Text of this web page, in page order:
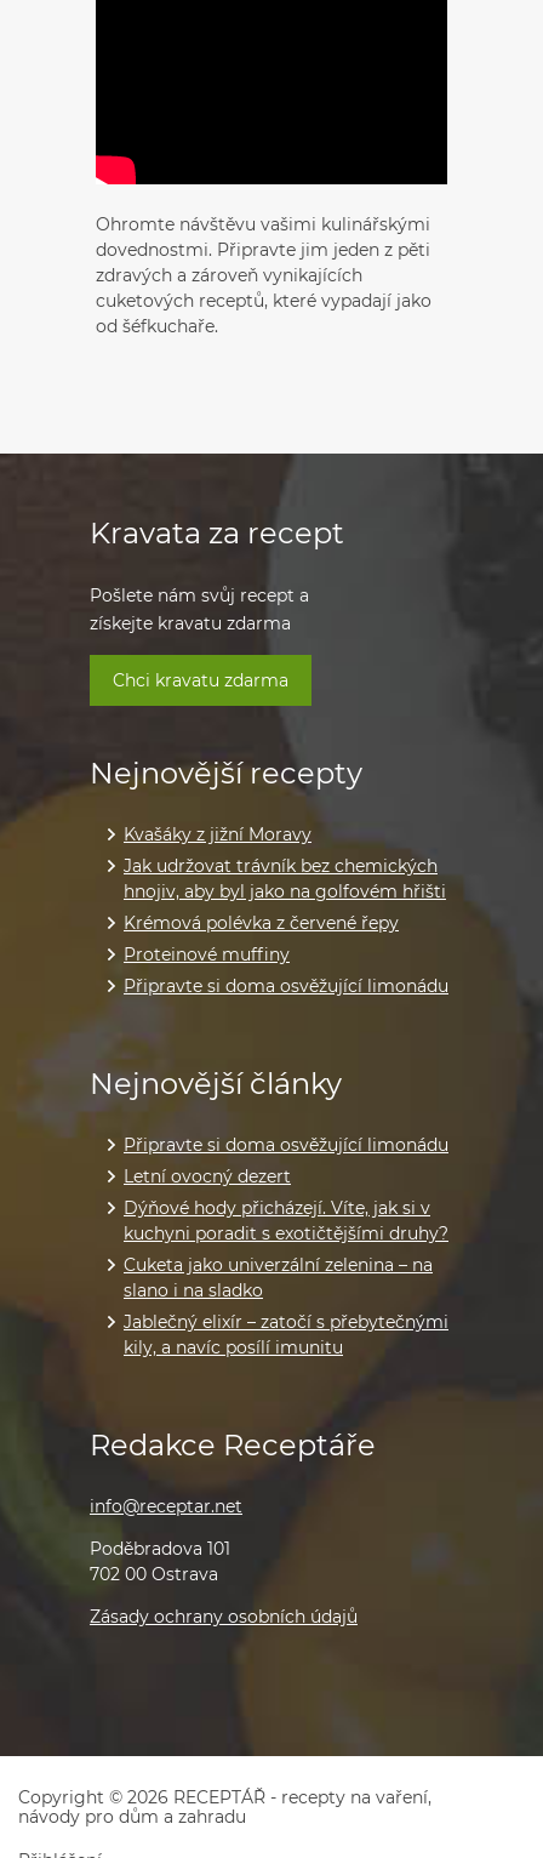
Ohromte návštěvu vašimi kulinářskými
dovednostmi. Připravte jim jeden z pěti
zdravých a zároveň vynikajících
cuketových receptů, které vypadají jako
od šéfkuchaře.
Nejnovější recepty
Kvašáky z jižní Moravy
Jak udržovat trávník bez chemických
hnojiv, aby byl jako na golfovém hřišti
Krémová polévka z červené řepy
Proteinové muffiny
Připravte si doma osvěžující limonádu
Nejnovější články
Připravte si doma osvěžující limonádu
Letní ovocný dezert
Dýňové hody přicházejí. Víte, jak si v
kuchyni poradit s exotičtějšími druhy?
Cuketa jako univerzální zelenina – na
slano i na sladko
Jablečný elixír – zatočí s přebytečnými
kily, a navíc posílí imunitu
Kravata za recept
Pošlete nám svůj recept a
získejte kravatu zdarma
Chci kravatu zdarma
Redakce Receptáře
info@receptar.net
Poděbradova 101
702 00 Ostrava
Zásady ochrany osobních údajů
Copyright © 2026 RECEPTÁŘ - recepty na vaření,
návody pro dům a zahradu